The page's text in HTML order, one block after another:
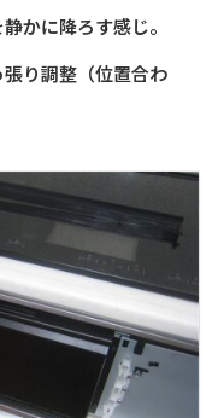
かに降ろす感じ。
り調整（位置合わ